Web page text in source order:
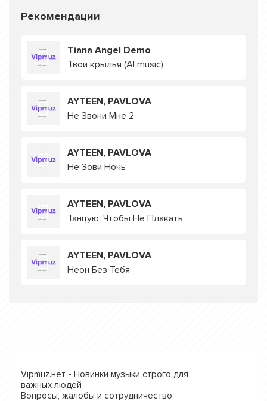
Рекомендации
Tiana Angel Demo
Твои крылья (AI music)
AYTEEN, PAVLOVA
Не Звони Мне 2
AYTEEN, PAVLOVA
Не Зови Ночь
AYTEEN, PAVLOVA
Танцую, Чтобы Не Плакать
AYTEEN, PAVLOVA
Неон Без Тебя
Vipmuz.нет - Новинки музыки строго для
важных людей
Вопросы, жалобы и сотрудничество: